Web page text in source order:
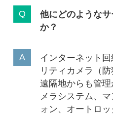
他にどのような
か？
インターネット
リティカメラ（
遠隔地からも管
メラシステム、
ォン、オートロ